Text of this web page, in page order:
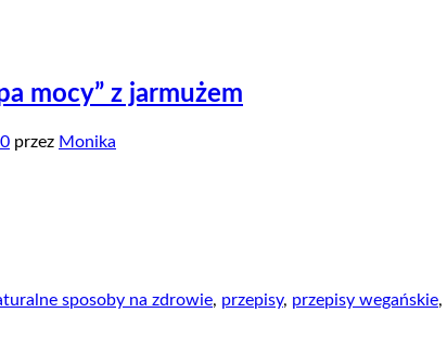
mocy” z jarmużem
przez Monika
sposoby na zdrowie, przepisy, przepisy wegańskie,